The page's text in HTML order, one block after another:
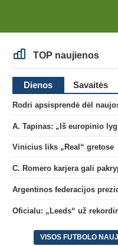
TOP naujienos
Dienos Savaitės
Vinicius liks „Real“ gretose
VISOS FUTBOLO